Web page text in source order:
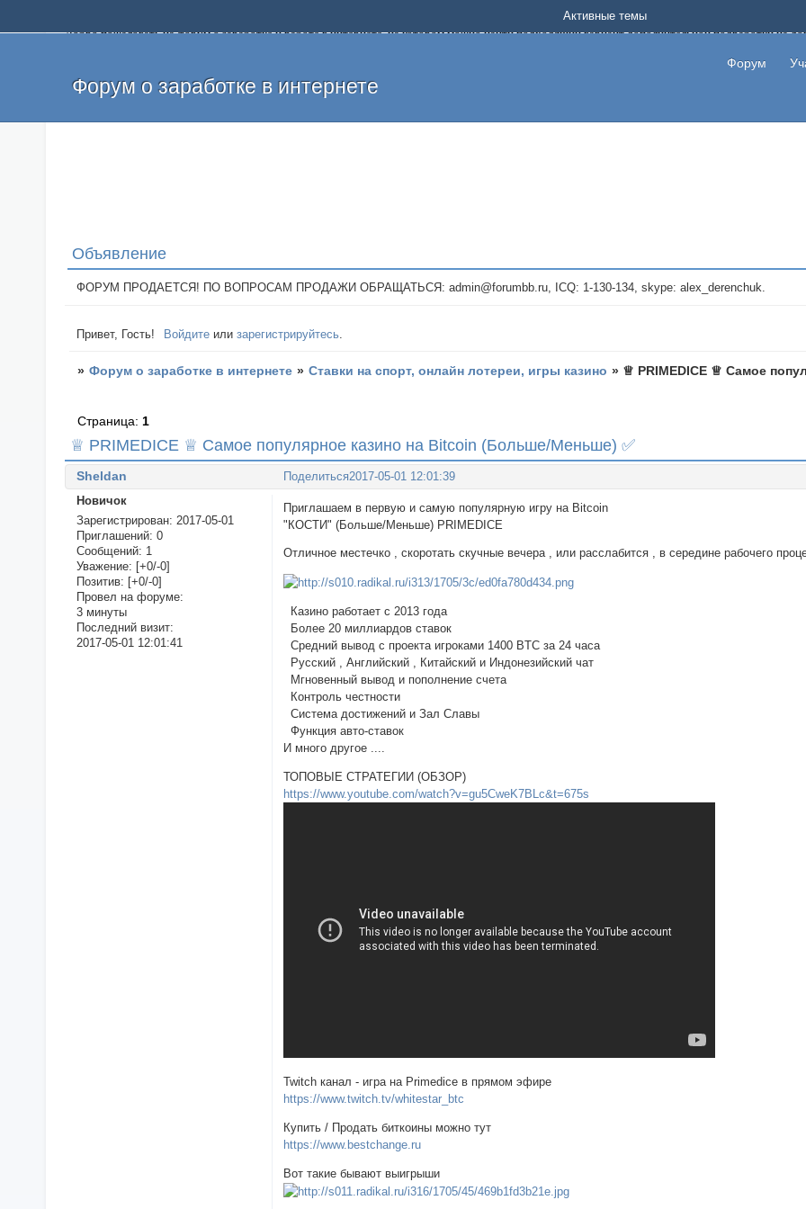
Добро пожаловать на форум о заработке и работе в интернете, на котором можно найти подходящий вариант дополнительной подработки на
и оставлять свои отзывы. Если вы знаете, что определенный проект или сайт не платит, то указывайте в теме что это лохотрон, чтобы другие
легкие деньги без вложений и регистрации уже сегодня. Создавайте новые темы, размещайте объявления со своими пригласительными ссылками
Форум о заработке в интернете
Форум
Активные темы
Объявление
ФОРУМ ПРОДАЕТСЯ! ПО ВОПРОСАМ ПРОДАЖИ ОБРАЩАТЬСЯ: admin@forumbb.ru, ICQ: 1-130-134, skype: alex_derenchuk.
Привет, Гость! Войдите илизарегистрируйтесь.
» Форум о заработке в интернете » Ставки на спорт, онлайн лотереи, игры казино » ♕ PRIMEDICE ♕ Самое
♕ PRIMEDICE ♕ Самое популярное казино на Bitcoin (Больше/Меньше) ✅
Страница: 1
Поделиться2017-05-01 12:01:39
Sheldan
Новичок
Зарегистрирован: 2017-05-01
Приглашений: 0
Сообщений: 1
Уважение: [+0/-0]
Позитив: [+0/-0]
Провел на форуме:
3 минуты
Последний визит:
2017-05-01 12:01:41
Приглашаем в первую и самую популярную игру на Bitcoin
"КОСТИ" (Больше/Меньше) PRIMEDICE
Отличное местечко , скоротать скучные вечера , или расслабится , в середине рабочего
Казино работает c 2013 года
Более 20 миллиардов ставок
Средний вывод с проекта игроками 1400 BTC за 24 часа
Русский , Английский , Китайский и Индонезийский чат
Мгновенный вывод и пополнение счета
Контроль честности
Система достижений и Зал Славы
Функция авто-ставок
И много другое ....
ТОПОВЫЕ СТРАТЕГИИ (ОБЗОР)
https://www.youtube.com/watch?v=gu5CweK7BLc&t=675s
Twitch канал - игра на Primedice в прямом эфире
https://www.twitch.tv/whitestar_btc
Купить / Продать биткоины можно тут
https://www.bestchange.ru
Вот такие бывают выигрыши